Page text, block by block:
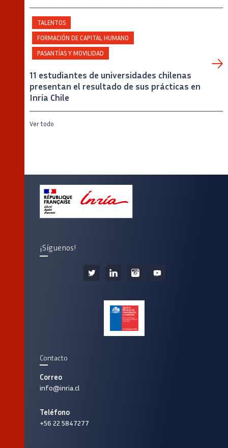
TALENTOS
FORMACIÓN DE CAPITAL HUMANO
PASANTÍAS Y MOVILIDAD
11 estudiantes de universidades chilenas
presentan el resultado de sus prácticas en
Inria Chile
Ver todo
¡Síguenos!
Contacto
Correo
info@inria.cl
Teléfono
+56 22 5847277